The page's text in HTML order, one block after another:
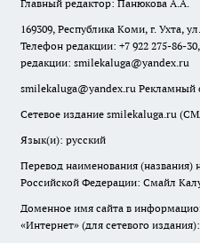
Главный редактор: Панюкова А.А.
169309, Республика Коми, г. Ухта,
Телефон редакции: +7 922 275-86-
редакции: smilekaluga@yandex.ru
smilekaluga@yandex.ru Рекламный
Сетевое издание smilekaluga.ru
Язык(и): русский
Перевод наименования (названия)
Российской Федерации: Смайл
Доменное имя сайта в
«Интернет» (для сетевого